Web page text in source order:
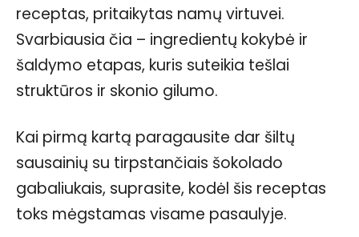
receptas, pritaikytas namų virtuvei.
Svarbiausia čia – ingredientų kokybė ir
šaldymo etapas, kuris suteikia tešlai
struktūros ir skonio gilumo.
Kai pirmą kartą paragausite dar šiltų
sausainių su tirpstančiais šokolado
gabaliukais, suprasite, kodėl šis receptas
toks mėgstamas visame pasaulyje.